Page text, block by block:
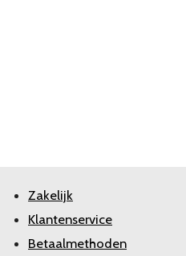
Zakelijk
Klantenservice
Betaalmethoden